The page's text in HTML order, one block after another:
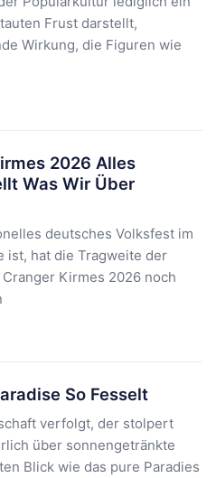
Frust darstellt,
Wirkung, die Figuren wie
2026 Alles
Was Wir Über
deutsches Volksfest im
ist, hat die Tragweite der
Kirmes 2026 noch
So Fesselt
verfolgt, der stolpert
über sonnengetränkte
Blick wie das pure Paradies